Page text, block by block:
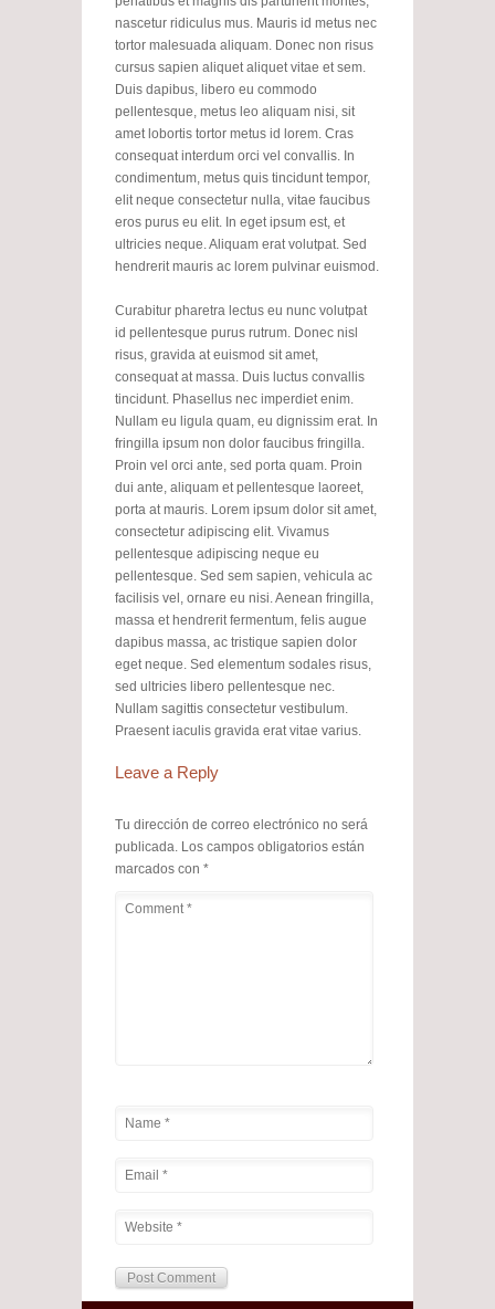
nascetur ridiculus mus. Mauris id metus nec
tortor malesuada aliquam. Donec non risus
cursus sapien aliquet aliquet vitae et sem.
Duis dapibus, libero eu commodo
pellentesque, metus leo aliquam nisi, sit
amet lobortis tortor metus id lorem. Cras
consequat interdum orci vel convallis. In
condimentum, metus quis tincidunt tempor,
elit neque consectetur nulla, vitae faucibus
eros purus eu elit. In eget ipsum est, et
ultricies neque. Aliquam erat volutpat. Sed
hendrerit mauris ac lorem pulvinar euismod.
Curabitur pharetra lectus eu nunc volutpat
id pellentesque purus rutrum. Donec nisl
risus, gravida at euismod sit amet,
consequat at massa. Duis luctus convallis
tincidunt. Phasellus nec imperdiet enim.
Nullam eu ligula quam, eu dignissim erat. In
fringilla ipsum non dolor faucibus fringilla.
Proin vel orci ante, sed porta quam. Proin
dui ante, aliquam et pellentesque laoreet,
porta at mauris. Lorem ipsum dolor sit amet,
consectetur adipiscing elit. Vivamus
pellentesque adipiscing neque eu
pellentesque. Sed sem sapien, vehicula ac
facilisis vel, ornare eu nisi. Aenean fringilla,
massa et hendrerit fermentum, felis augue
dapibus massa, ac tristique sapien dolor
eget neque. Sed elementum sodales risus,
sed ultricies libero pellentesque nec.
Nullam sagittis consectetur vestibulum.
Praesent iaculis gravida erat vitae varius.
Leave a Reply
Tu dirección de correo electrónico no será
publicada. Los campos obligatorios están
marcados con *